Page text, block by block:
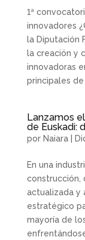
1ª
innovadores
la Diputación
la creación y
innovadoras
principales
Lanzamos
de Euskadi:
por Naiara|
En una
construcción,
actualizada y
estratégico
mayoría de